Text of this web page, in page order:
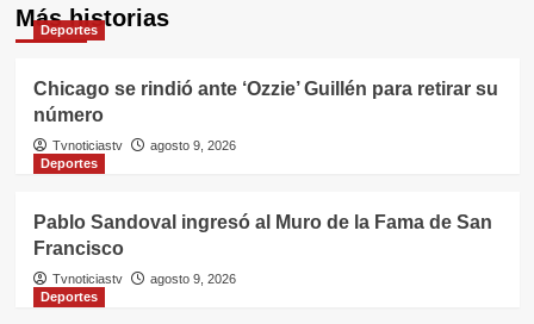
Más historias
Deportes
Chicago se rindió ante ‘Ozzie’ Guillén para retirar su
número
Tvnoticiastv
agosto 9, 2026
Deportes
Pablo Sandoval ingresó al Muro de la Fama de San
Francisco
Tvnoticiastv
agosto 9, 2026
Deportes